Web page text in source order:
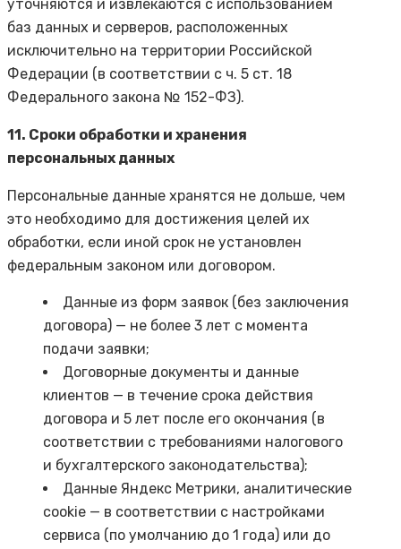
уточняются и извлекаются с использованием
баз данных и серверов, расположенных
исключительно на территории Российской
Федерации (в соответствии с ч. 5 ст. 18
Федерального закона № 152-ФЗ).
11. Сроки обработки и хранения
персональных данных
Персональные данные хранятся не дольше, чем
это необходимо для достижения целей их
обработки, если иной срок не установлен
федеральным законом или договором.
Данные из форм заявок (без заключения
договора) — не более 3 лет с момента
подачи заявки;
Договорные документы и данные
клиентов — в течение срока действия
договора и 5 лет после его окончания (в
соответствии с требованиями налогового
и бухгалтерского законодательства);
Данные Яндекс Метрики, аналитические
cookie — в соответствии с настройками
сервиса (по умолчанию до 1 года) или до